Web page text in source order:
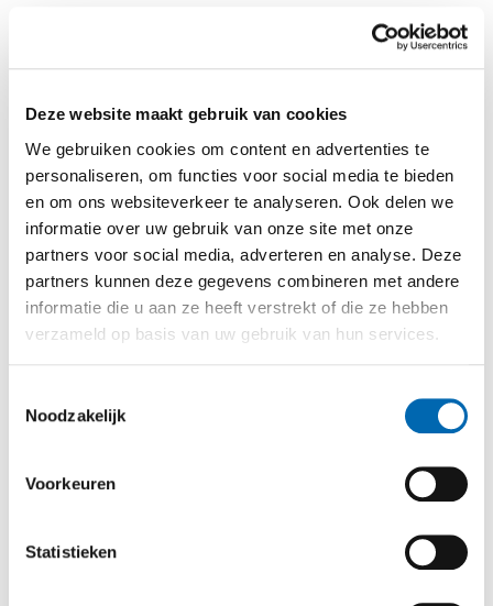
Deze website maakt gebruik van cookies
We gebruiken cookies om content en advertenties te
personaliseren, om functies voor social media te bieden
en om ons websiteverkeer te analyseren. Ook delen we
informatie over uw gebruik van onze site met onze
partners voor social media, adverteren en analyse. Deze
partners kunnen deze gegevens combineren met andere
informatie die u aan ze heeft verstrekt of die ze hebben
verzameld op basis van uw gebruik van hun services.
Noodzakelijk
Voorkeuren
Statistieken
Wat is STAN?